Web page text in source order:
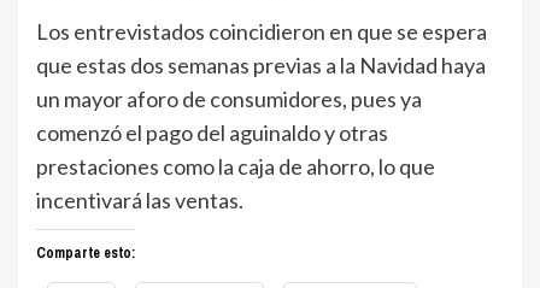
Los entrevistados coincidieron en que se espera
que estas dos semanas previas a la Navidad haya
un mayor aforo de consumidores, pues ya
comenzó el pago del aguinaldo y otras
prestaciones como la caja de ahorro, lo que
incentivará las ventas.
Comparte esto: